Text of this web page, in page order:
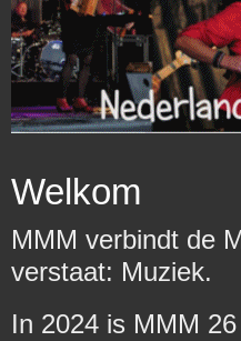
Welkom
MMM verbindt de
verstaat: Muziek.
In 2024 is MMM